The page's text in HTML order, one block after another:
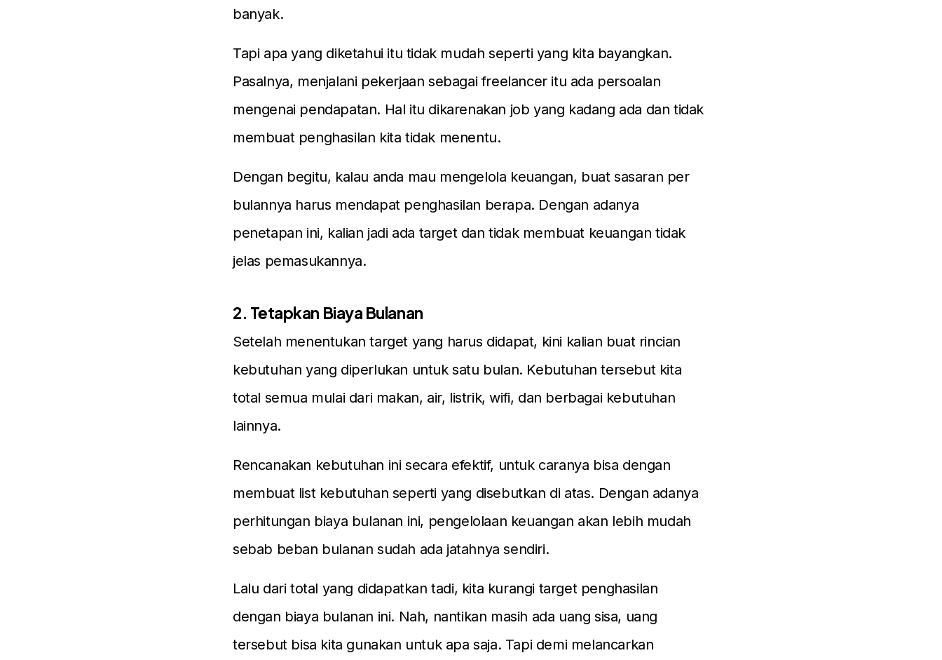
banyak.
Tapi apa yang diketahui itu tidak mudah seperti yang kita bayangkan.
Pasalnya, menjalani pekerjaan sebagai freelancer itu ada persoalan
mengenai pendapatan. Hal itu dikarenakan job yang kadang ada dan tidak
membuat penghasilan kita tidak menentu.
Dengan begitu, kalau anda mau mengelola keuangan, buat sasaran per
bulannya harus mendapat penghasilan berapa. Dengan adanya
penetapan ini, kalian jadi ada target dan tidak membuat keuangan tidak
jelas pemasukannya.
2. Tetapkan Biaya Bulanan
Setelah menentukan target yang harus didapat, kini kalian buat rincian
kebutuhan yang diperlukan untuk satu bulan. Kebutuhan tersebut kita
total semua mulai dari makan, air, listrik, wifi, dan berbagai kebutuhan
lainnya.
Rencanakan kebutuhan ini secara efektif, untuk caranya bisa dengan
membuat list kebutuhan seperti yang disebutkan di atas. Dengan adanya
perhitungan biaya bulanan ini, pengelolaan keuangan akan lebih mudah
sebab beban bulanan sudah ada jatahnya sendiri.
Lalu dari total yang didapatkan tadi, kita kurangi target penghasilan
dengan biaya bulanan ini. Nah, nantikan masih ada uang sisa, uang
tersebut bisa kita gunakan untuk apa saja. Tapi demi melancarkan